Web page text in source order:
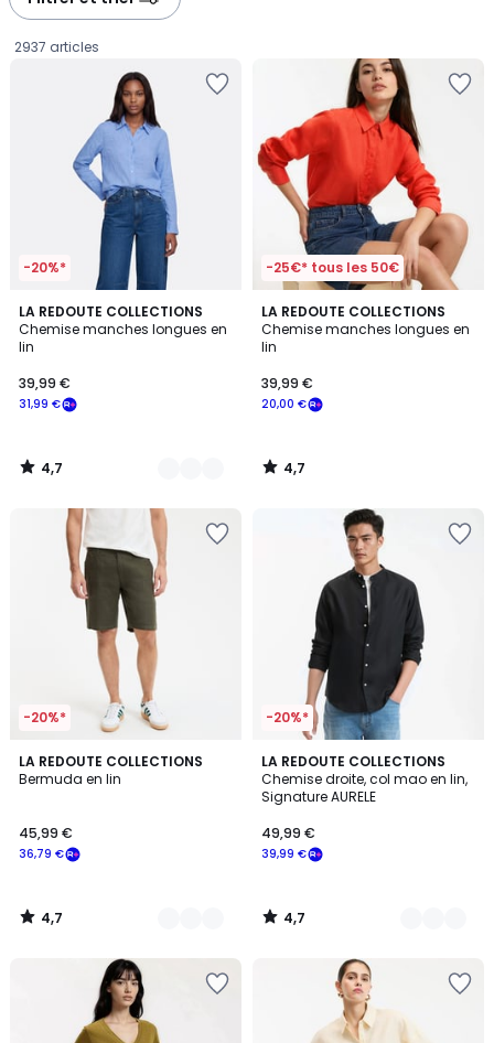
2937 articles
-20%*
LA REDOUTE COLLECTIONS
Chemise manches longues en
lin
€
souscrivez
notre
programme
31,99 €
39,99 €
4,7
/ 5
2
Couleurs
4,7
/
-25€* tous les 50€
LA REDOUTE COLLECTIONS
Chemise manches longues en
lin
20,00 €
39,99 €
4,7
/ 5
4,7
/
-20%*
LA REDOUTE COLLECTIONS
Bermuda en lin
36,79 €
45,99 €
4,7
/ 5
4
Couleurs
4,7
/
-20%*
LA REDOUTE COLLECTIONS
Chemise droite, col mao en lin,
Signature AURELE
39,99 €
49,99 €
4,7
/ 5
8
Couleurs
4,7
/